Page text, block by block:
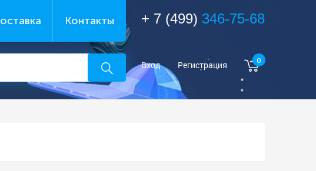
Контакты + 7 (499) 346-75-68
Вход Регистрация 0